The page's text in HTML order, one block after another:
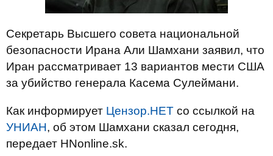
Секретарь Высшего совета национальной
безопасности Ирана Али Шамхани заявил, что
Иран рассматривает 13 вариантов мести США
за убийство генерала Касема Сулеймани.
Как информирует Цензор.НЕТ со ссылкой на
УНИАН, об этом Шамхани сказал сегодня,
передает HNonline.sk.